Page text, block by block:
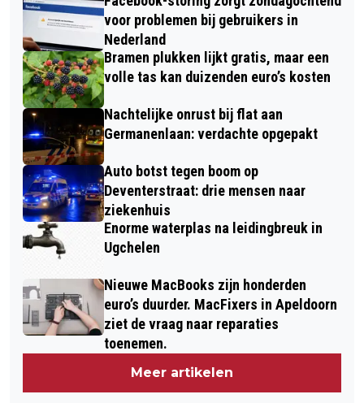
voor problemen bij gebruikers in
Nederland
Bramen plukken lijkt gratis, maar een
volle tas kan duizenden euro’s kosten
Nachtelijke onrust bij flat aan
Germanenlaan: verdachte opgepakt
Auto botst tegen boom op
Deventerstraat: drie mensen naar
ziekenhuis
Enorme waterplas na leidingbreuk in
Ugchelen
Nieuwe MacBooks zijn honderden
euro’s duurder. MacFixers in Apeldoorn
ziet de vraag naar reparaties
toenemen.
Meer artikelen